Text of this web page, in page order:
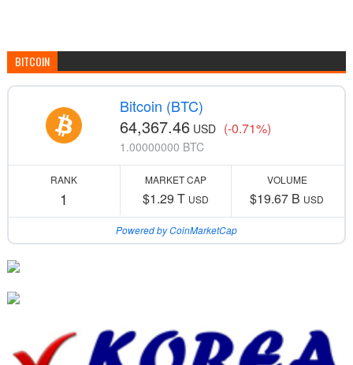
BITCOIN
Bitcoin (BTC)
64,367.46 USD (-0.71%)
1.00000000 BTC
RANK
1
MARKET CAP
$1.29 T USD
VOLUME
$19.67 B USD
Powered by CoinMarketCap